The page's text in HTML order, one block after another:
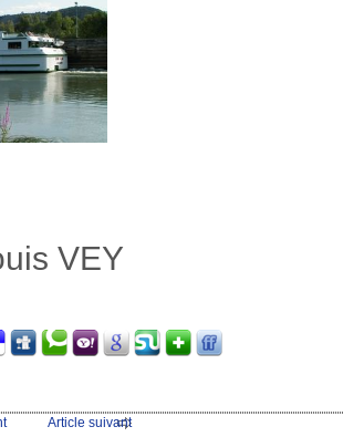
VEY
Article suivant